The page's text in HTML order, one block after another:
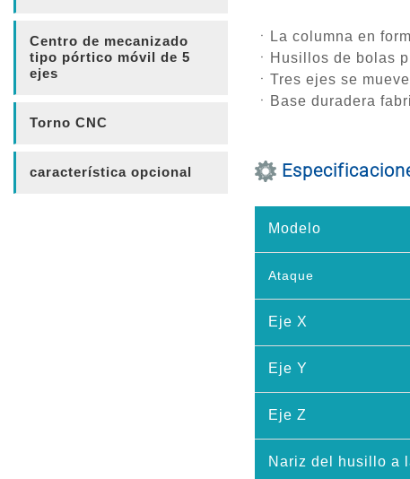
Centro de mecanizado
tipo pórtico móvil de 5
ejes
Torno CNC
característica opcional
ㆍLa columna en
ㆍHusillos de bolas
ㆍTres ejes se
ㆍBase duradera
Modelo
Ataque
Eje X
Eje Y
Eje Z
Nariz del husillo a